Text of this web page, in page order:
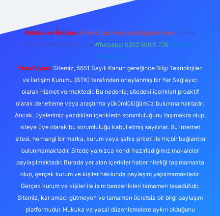
Reklam ve İletişim: E-mail: backlinkpaneli@gmail.com Teams:
forumhizmeti@gmail.com Whatsapp: 0262 606 0 726 Telegram:
@karabul
Yasal Uyarı: Sitemiz, 5651 Sayılı Kanun gereğince Bilgi Teknolojileri
ve İletişim Kurumu (BTK) tarafından onaylanmış bir Yer Sağlayıcı
olarak hizmet vermektedir. Bu nedenle, sitedeki içerikleri proaktif
olarak denetleme veya araştırma yükümlülüğümüz bulunmamaktadır.
Ancak, üyelerimiz yazdıkları içeriklerin sorumluluğunu taşımakta olup,
siteye üye olarak bu sorumluluğu kabul etmiş sayılırlar. Bu internet
sitesi, herhangi bir marka, kurum veya şahıs şirketi ile hiçbir bağlantısı
bulunmamaktadır. Sitede yalnızca kendi hazırladığımız makaleler
paylaşılmaktadır. Burada yer alan içerikler haber niteliği taşımamakta
olup, gerçek kurum ve kişiler hakkında paylaşım yapılmamaktadır.
Gerçek kurum ve kişiler ile isim benzerlikleri tamamen tesadüfidir.
Sitemiz, kar amacı gütmeyen ve tamamen ücretsiz bir bilgi paylaşım
platformudur. Hukuka ve yasal düzenlemelere aykırı olduğunu